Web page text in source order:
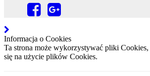
Informacja o Cookies
Ta strona może wykorzystywać pliki
się na użycie plików Cookies.